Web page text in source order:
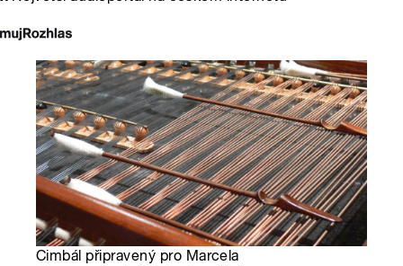
Cimbál připravený pro Marcela